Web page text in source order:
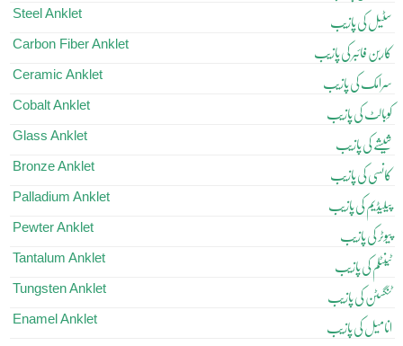
Steel Anklet سٹیل کی پازیب
Carbon Fiber Anklet کاربن فائبر کی پازیب
Ceramic Anklet سرامک کی پازیب
Cobalt Anklet کوبالٹ کی پازیب
Glass Anklet شیشے کی پازیب
Bronze Anklet کانسی کی پازیب
Palladium Anklet پیلیڈیم کی پازیب
Pewter Anklet پیوٹر کی پازیب
Tantalum Anklet ٹینٹلم کی پازیب
Tungsten Anklet ٹنگسٹن کی پازیب
Enamel Anklet انامیل کی پازیب